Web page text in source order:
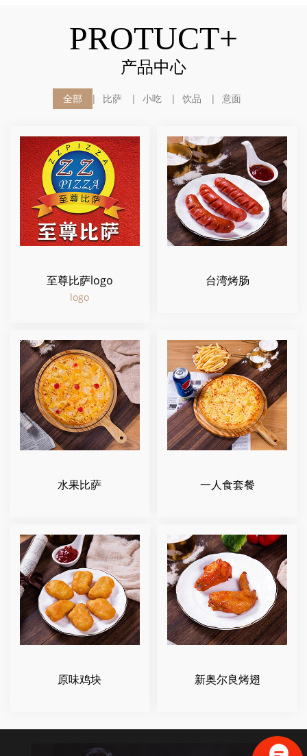
PROTUCT+
产品中心
全部 比萨 小吃 饮品 意面
至尊比萨logo
logo
台湾烤肠
水果比萨 一人食套餐
原味鸡块 新奥尔良烤翅